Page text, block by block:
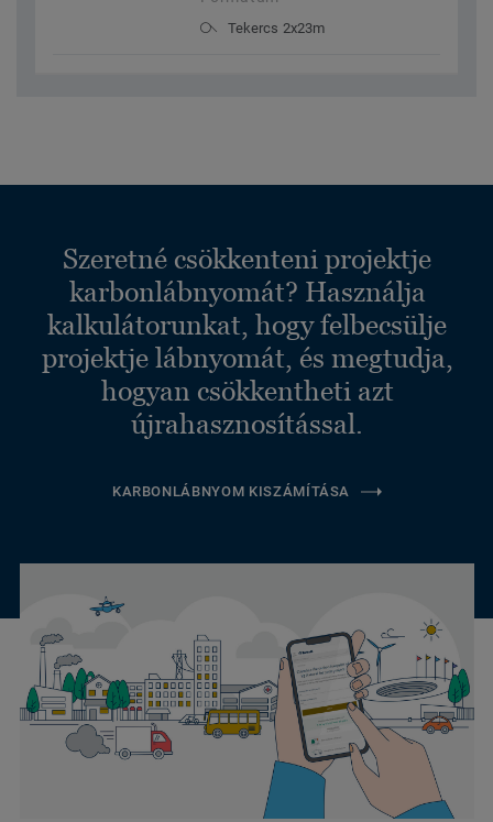
Tekercs 2x23m
Szeretné csökkenteni projektje
karbonlábnyomát? Használja
kalkulátorunkat, hogy felbecsülje
projektje lábnyomát, és megtudja,
hogyan csökkentheti azt
újrahasznosítással.
KARBONLÁBNYOM KISZÁMÍTÁSA